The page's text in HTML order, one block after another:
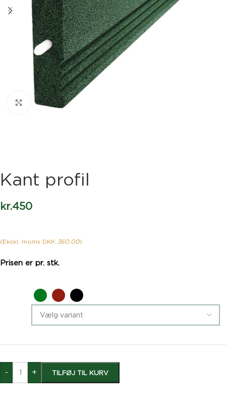
Klik for at forstørre
Kant profil
kr.450
(Ekskl. moms DKK 360.00)
Prisen er pr. stk.
GrønRød Sort
- + TILFØJ TIL KURV